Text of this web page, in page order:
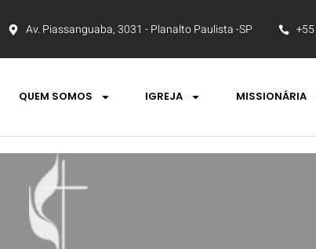
Av. Piassanguaba, 3031 - Planalto Paulista -SP
QUEM SOMOS IGREJA MISSIONÁRIA